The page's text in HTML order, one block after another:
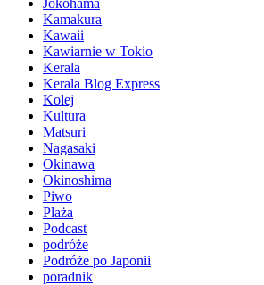
Kamakura
Kawaii
Kawiarnie w Tokio
Kerala
Kerala Blog Express
Kolej
Kultura
Matsuri
Nagasaki
Okinawa
Okinoshima
Piwo
Plaża
Podcast
podróże
Podróże po Japonii
poradnik